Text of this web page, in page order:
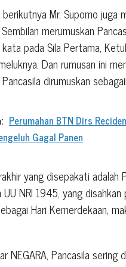
Mr. Supomo juga
merumuskan
pada Sila Pertama,
Dan rumusan ini
dirumuskan
Perumahan BTN Dirs
Gagal Panen
yang disepakati
UU NRI 1945, yang
Hari Kemerdekaan,
NEGARA, Pancasila